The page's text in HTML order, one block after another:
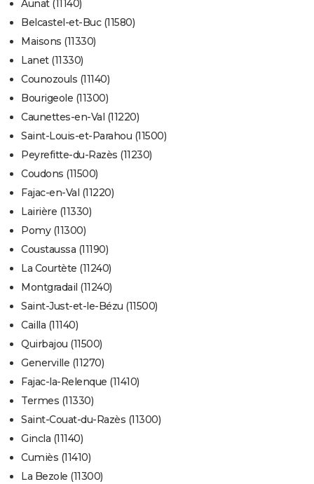
Aunat (11140)
Belcastel-et-Buc (11580)
Maisons (11330)
Lanet (11330)
Counozouls (11140)
Bourigeole (11300)
Caunettes-en-Val (11220)
Saint-Louis-et-Parahou (11500)
Peyrefitte-du-Razès (11230)
Coudons (11500)
Fajac-en-Val (11220)
Lairière (11330)
Pomy (11300)
Coustaussa (11190)
La Courtète (11240)
Montgradail (11240)
Saint-Just-et-le-Bézu (11500)
Cailla (11140)
Quirbajou (11500)
Generville (11270)
Fajac-la-Relenque (11410)
Termes (11330)
Saint-Couat-du-Razès (11300)
Gincla (11140)
Cumiès (11410)
La Bezole (11300)